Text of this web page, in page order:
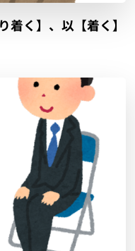
く】、以【着く】